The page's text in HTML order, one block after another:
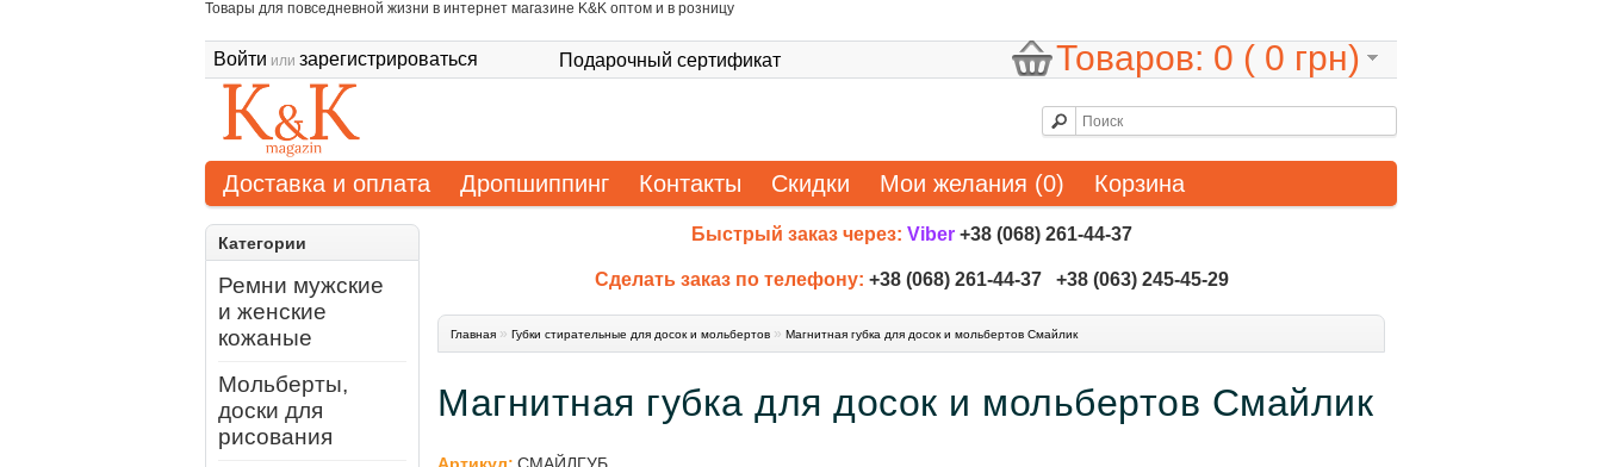
Товары для повседневной жизни в интернет магазине K&K оптом и в розницу
Товаров: 0 ( 0 грн)
Войти или зарегистрироваться Подарочный сертификат
Доставка и оплата Дропшиппинг Контакты Скидки Мои желания (0) Корзина
Категории
Ремни мужские
и женские
кожаные
Мольберты,
доски для
рисования
Быстрый заказ через: Viber +38 (068) 261-44-37
Сделать заказ по телефону: +38 (068) 261-44-37 +38 (063) 245-45-29
Главная » Губки стирательные для досок и мольбертов » Магнитная губка для досок и мольбертов Смайлик
Магнитная губка для досок и мольбертов Смайлик